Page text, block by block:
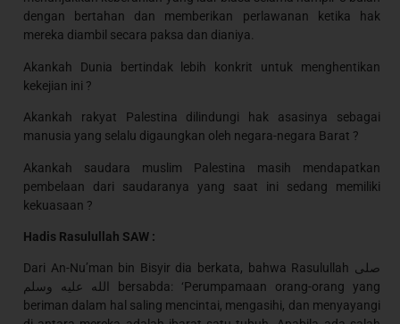
dengan bertahan dan memberikan perlawanan ketika hak
mereka diambil secara paksa dan dianiya.
Akankah Dunia bertindak lebih konkrit untuk menghentikan
kekejian ini ?
Akankah rakyat Palestina dilindungi hak asasinya sebagai
manusia yang selalu digaungkan oleh negara-negara Barat ?
Akankah saudara muslim Palestina masih mendapatkan
pembelaan dari saudaranya yang saat ini sedang memiliki
kekuasaan ?
Hadis Rasulullah SAW :
Dari An-Nu’man bin Bisyir dia berkata, bahwa Rasulullah صلى
الله عليه وسلم bersabda: ‘Perumpamaan orang-orang yang
beriman dalam hal saling mencintai, mengasihi, dan menyayangi